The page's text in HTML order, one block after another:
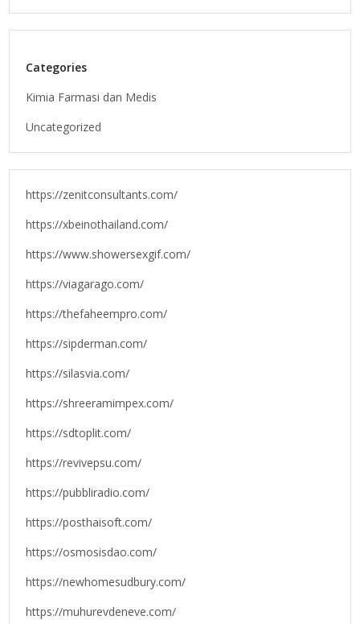
Categories
Kimia Farmasi dan Medis
Uncategorized
https://zenitconsultants.com/
https://xbeinothailand.com/
https://www.showersexgif.com/
https://viagarago.com/
https://thefaheempro.com/
https://sipderman.com/
https://silasvia.com/
https://shreeramimpex.com/
https://sdtoplit.com/
https://revivepsu.com/
https://pubbliradio.com/
https://posthaisoft.com/
https://osmosisdao.com/
https://newhomesudbury.com/
https://muhurevdeneve.com/